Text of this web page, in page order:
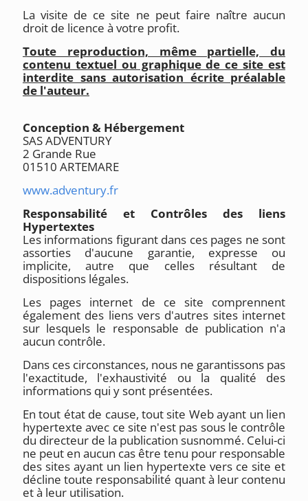
La visite de ce site ne peut faire naître aucun
droit de licence à votre profit.
Toute reproduction, même partielle, du
contenu textuel ou graphique de ce site est
interdite sans autorisation écrite préalable
de l'auteur.
Conception & Hébergement
SAS ADVENTURY
2 Grande Rue
01510 ARTEMARE
www.adventury.fr
Responsabilité et Contrôles des liens
Hypertextes
Les informations figurant dans ces pages ne sont
assorties d'aucune garantie, expresse ou
implicite, autre que celles résultant de
dispositions légales.
Les pages internet de ce site comprennent
également des liens vers d'autres sites internet
sur lesquels le responsable de publication n'a
aucun contrôle.
Dans ces circonstances, nous ne garantissons pas
l'exactitude, l'exhaustivité ou la qualité des
informations qui y sont présentées.
En tout état de cause, tout site Web ayant un lien
hypertexte avec ce site n'est pas sous le contrôle
du directeur de la publication susnommé. Celui-ci
ne peut en aucun cas être tenu pour responsable
des sites ayant un lien hypertexte vers ce site et
décline toute responsabilité quant à leur contenu
et à leur utilisation.